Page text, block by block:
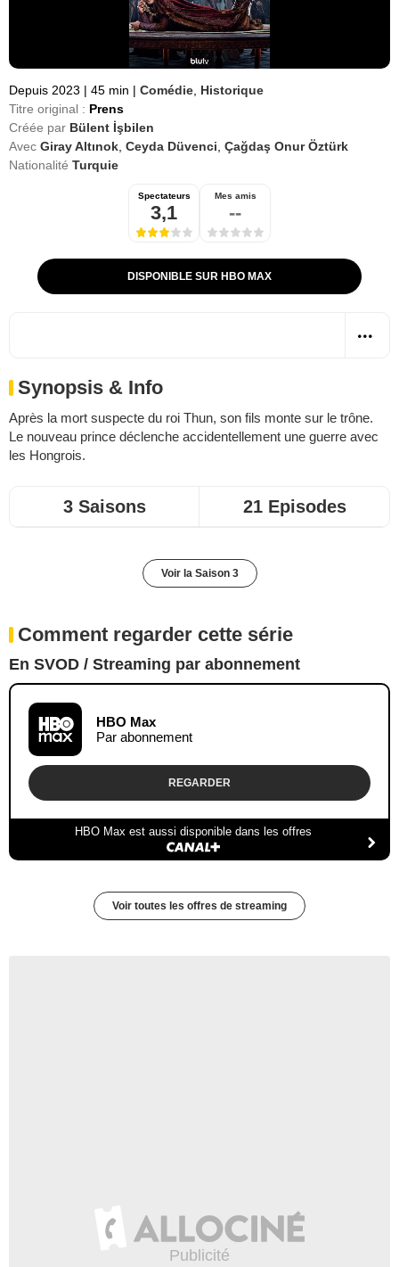
Depuis 2023 | 45 min | Comédie Historique
Titre original : Prens
Créée par Bülent İşbilen
Avec Giray Altınok Ceyda Düvenci Çağdaş Onur Öztürk
Nationalité Turquie
Spectateurs
3,1
Mes amis
--
DISPONIBLE SUR HBO MAX
Synopsis & Info
Après la mort suspecte du roi Thun, son fils monte sur le trône.
Le nouveau prince déclenche accidentellement une guerre avec
les Hongrois.
3 Saisons 21 Episodes
Voir la Saison 3
Comment regarder cette série
En SVOD / Streaming par abonnement
HBO Max
Par abonnement
REGARDER
HBO Max est aussi disponible dans les offres
Voir toutes les offres de streaming